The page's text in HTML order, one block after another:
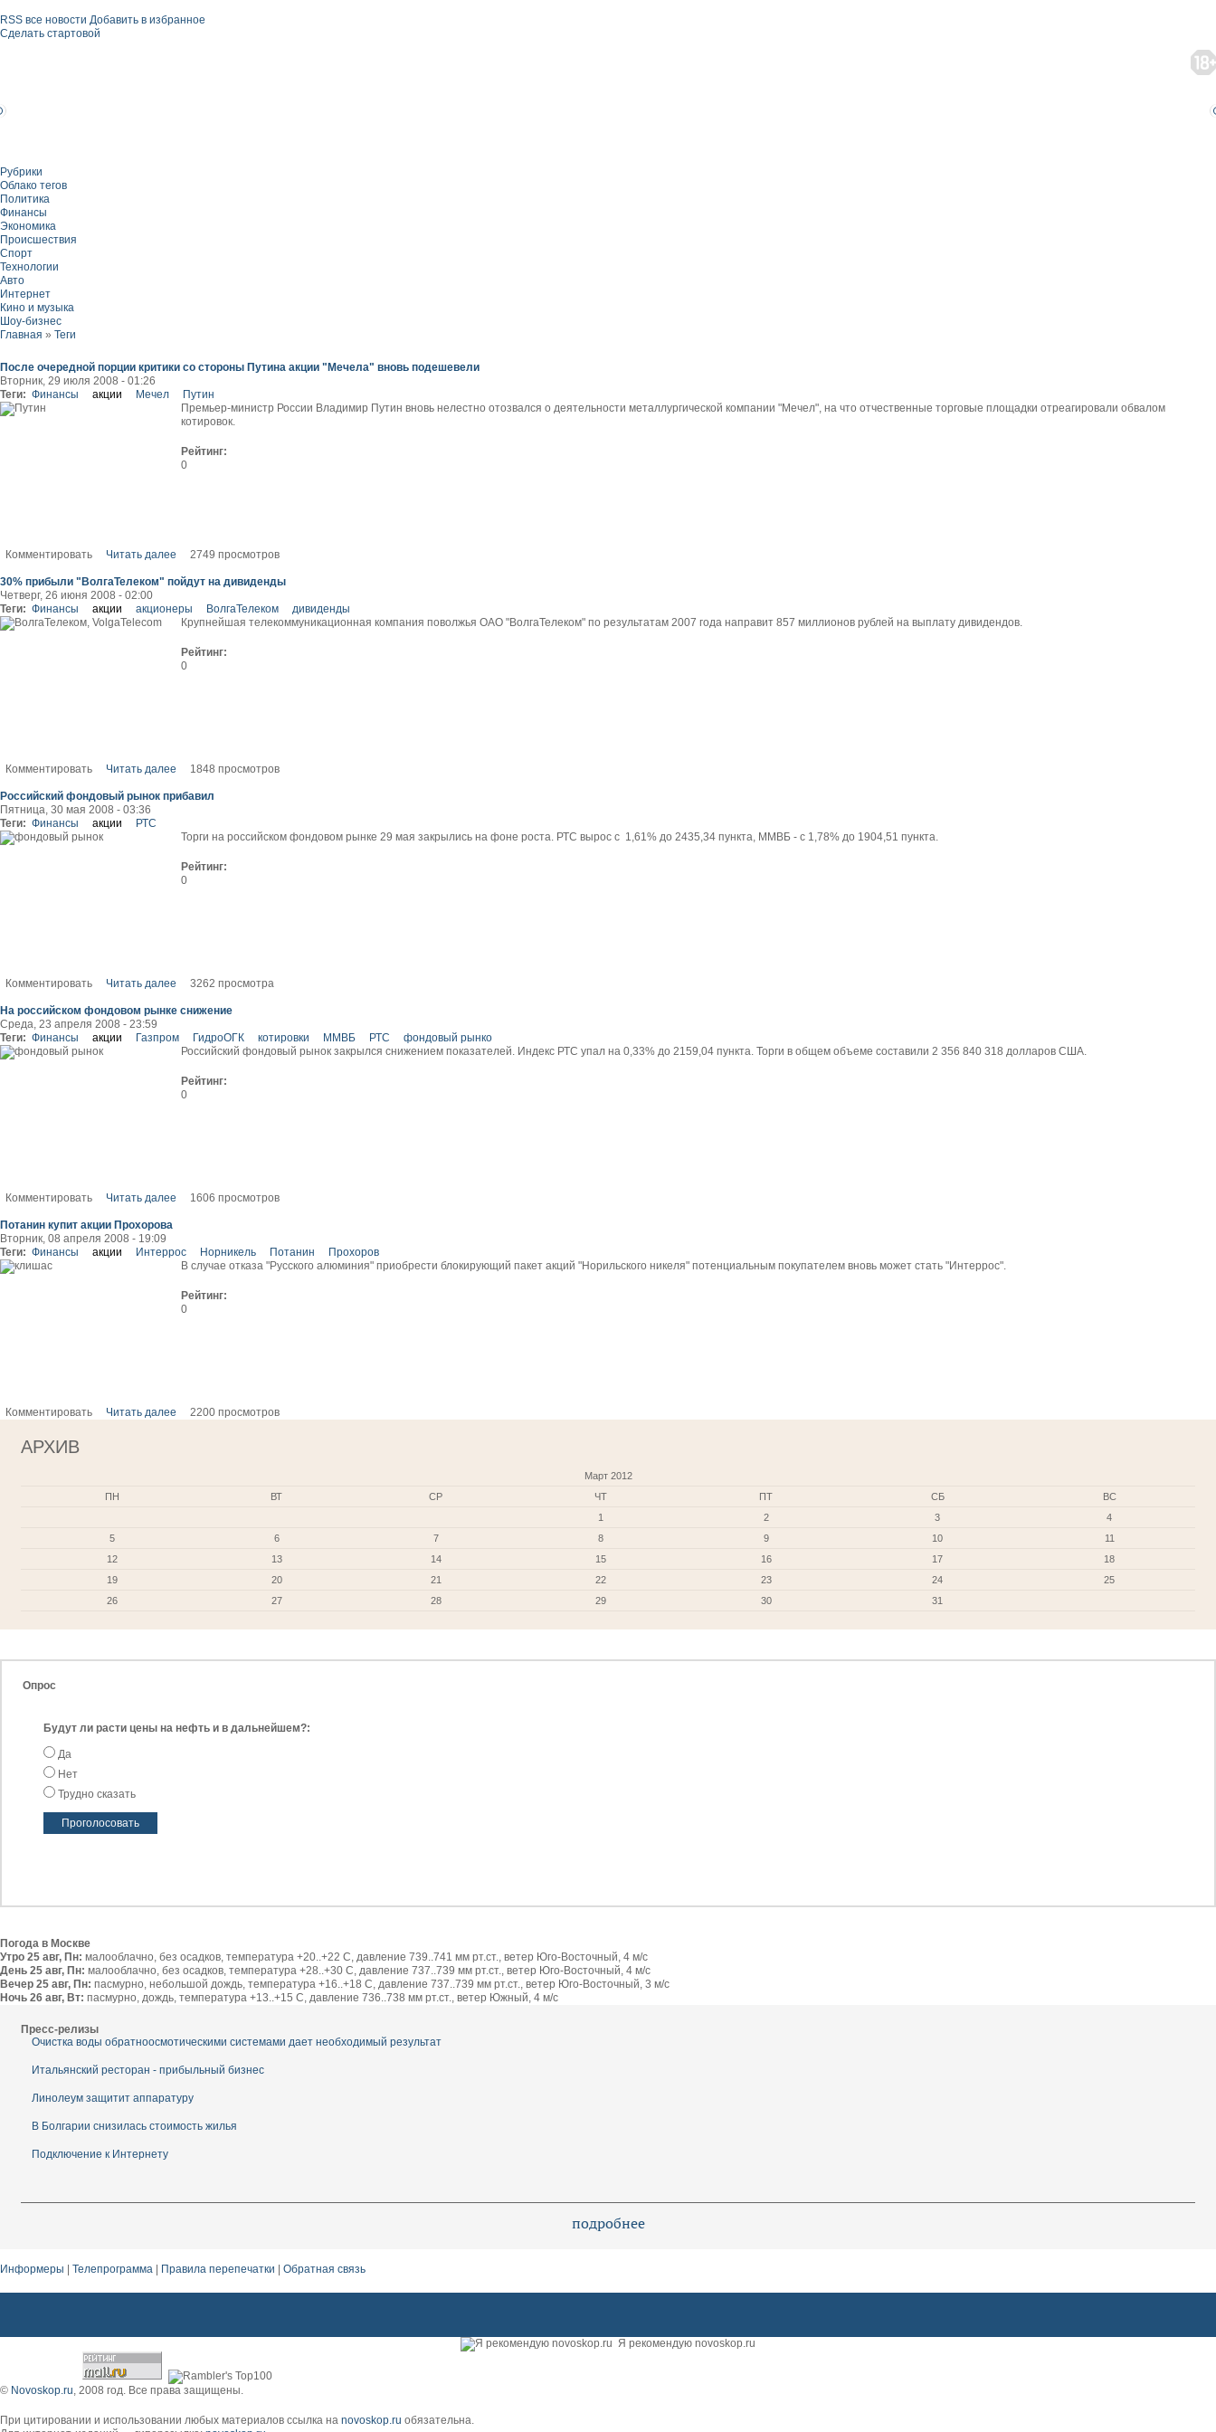
RSS все новости Добавить в избранное
Сделать стартовой
Рубрики
Облако тегов
Политика
Финансы
Экономика
Происшествия
Спорт
Технологии
Авто
Интернет
Кино и музыка
Шоу-бизнес
Главная » Теги
После очередной порции критики со стороны Путина акции "Мечела" вновь подешевели
Вторник, 29 июля 2008 - 01:26
Теги: Финансы акции Мечел
Путин
Премьер-министр России Владимир Путин вновь нелестно отозвался о деятельности металлургической компании "Мечел", на что отчественные торговые площадки отреагировали обвалом
котировок.
Рейтинг:
0
Комментировать Читать далее 2749 просмотров
30% прибыли "ВолгаТелеком" пойдут на дивиденды
Четверг, 26 июня 2008 - 02:00
Теги: Финансы акции акционеры ВолгаТелеком
дивиденды
Крупнейшая телекоммуникационная компания поволжья ОАО "ВолгаТелеком" по результатам 2007 года направит 857 миллионов рублей на выплату дивидендов.
Рейтинг:
0
Комментировать Читать далее 1848 просмотров
Российский фондовый рынок прибавил
Пятница, 30 мая 2008 - 03:36
Теги: Финансы акции
РТС
Торги на российском фондовом рынке 29 мая закрылись на фоне роста. РТС вырос с 1,61% до 2435,34 пункта, ММВБ - с 1,78% до 1904,51 пункта.
Рейтинг:
0
Комментировать Читать далее 3262 просмотра
На российском фондовом рынке снижение
Среда, 23 апреля 2008 - 23:59
Теги: Финансы акции Газпром ГидроОГК котировки ММВБ РТС
фондовый рынко
Российский фондовый рынок закрылся снижением показателей. Индекс РТС упал на 0,33% до 2159,04 пункта. Торги в общем объеме составили 2 356 840 318 долларов США.
Рейтинг:
0
Комментировать Читать далее 1606 просмотров
Потанин купит акции Прохорова
Вторник, 08 апреля 2008 - 19:09
Теги: Финансы акции Интеррос Норникель Потанин
Прохоров
В случае отказа "Русского алюминия" приобрести блокирующий пакет акций "Норильского никеля" потенциальным покупателем вновь может стать "Интеррос".
Рейтинг:
0
Комментировать Читать далее 2200 просмотров
АРХИВ
Март 2012
ПН
ВТ СР ЧТ ПТ СБ
ВС
1
2 3
4
5
6 7 8 9 10
11
12
13 14 15 16 17
18
19
20 21 22 23 24
25
26
27 28 29 30 31
Опрос
Будут ли расти цены на нефть и в дальнейшем?:
Да
Нет
Трудно сказать
Погода в Москве
Утро 25 авг, Пн: малооблачно, без осадков, температура +20..+22 С, давление 739..741 мм рт.ст., ветер Юго-Восточный, 4 м/с
День 25 авг, Пн: малооблачно, без осадков, температура +28..+30 С, давление 737..739 мм рт.ст., ветер Юго-Восточный, 4 м/с
Вечер 25 авг, Пн: пасмурно, небольшой дождь, температура +16..+18 С, давление 737..739 мм рт.ст., ветер Юго-Восточный, 3 м/с
Ночь 26 авг, Вт: пасмурно, дождь, температура +13..+15 С, давление 736..738 мм рт.ст., ветер Южный, 4 м/с
Пресс-релизы
Очистка воды обратноосмотическими системами дает необходимый результат
Итальянский ресторан - прибыльный бизнес
Линолеум защитит аппаратуру
В Болгарии снизилась стоимость жилья
Подключение к Интернету
подробнее
Информеры | Телепрограмма | Правила перепечатки | Обратная связь
Я рекомендую novoskop.ru
© Novoskop.ru , 2008 год. Все права защищены.
При цитировании и использовании любых материалов ссылка на novoskop.ru обязательна.